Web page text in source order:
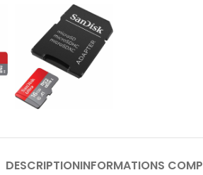
DESCRIPTIONINFORMATIONS